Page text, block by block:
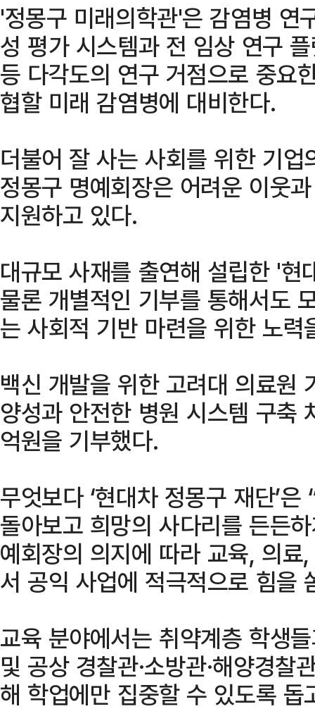
'정몽구 미래의학관'은 감염병 연
성 평가 시스템과 전 임상 연구
등 다각도의 연구 거점으로 중요
협할 미래 감염병에 대비한다.
더불어 잘 사는 사회를 위한 기
정몽구 명예회장은 어려운 이웃
지원하고 있다.
대규모 사재를 출연해 설립한 '현
물론 개별적인 기부를 통해서도
는 사회적 기반 마련을 위한 노력
백신 개발을 위한 고려대 의료원
양성과 안전한 병원 시스템 구축
억원을 기부했다.
무엇보다 ‘현대차 정몽구 재단’
돌아보고 희망의 사다리를 든든
예회장의 의지에 따라 교육, 의
서 공익 사업에 적극적으로 힘을
교육 분야에서는 취약계층 학생
및 공상 경찰관·소방관·해양경찰
해 학업에만 집중할 수 있도록 돕